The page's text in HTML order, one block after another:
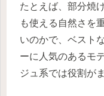
たとえば、部分焼
も使える自然さを
いのかで、ベスト
ーに人気のあるモ
ジュ系では役割が